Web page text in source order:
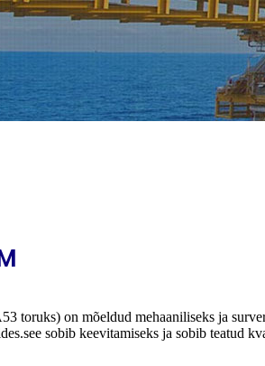
toruks) on mõeldud mehaaniliseks ja
sobib keevitamiseks ja sobib teatud